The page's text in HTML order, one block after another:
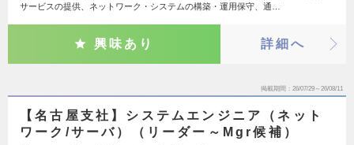
サービスの提供、ネットワーク・システムの構築・運用保守、通…
興味あり 詳細へ
掲載期間 26/07/29～26/08/11
【名古屋支社】システムエンジニア（ネット
ワーク/サーバ）（リーダー～Mgr候補）